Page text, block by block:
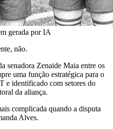
gerada por IA
não.
senadora Zenaide Maia entre os
uma função estratégica para o
e identificado com setores do
da aliança.
complicada quando a disputa
Alves.